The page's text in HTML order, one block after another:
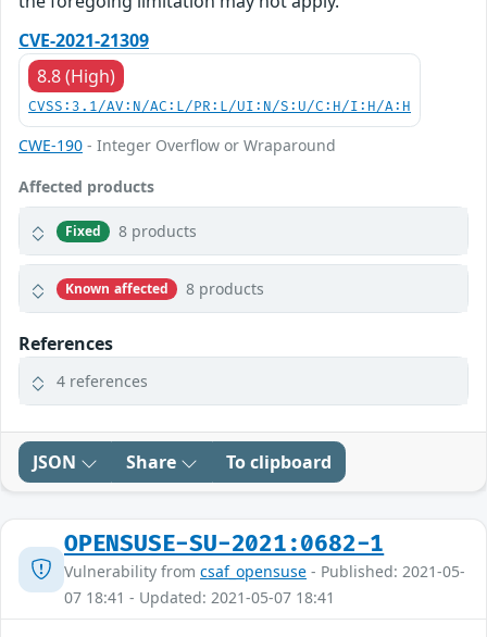
CVE-2021-21309
8.8 (High)
CVSS:3.1/AV:N/AC:L/PR:L/UI:N/S:U/C:H/I:H/A:H
CWE-190 - Integer Overflow or Wraparound
Affected products
Fixed 8 products
Known affected 8 products
References
4 references
JSON Share To clipboard
OPENSUSE-SU-2021:0682-1
Vulnerability from csaf_opensuse - Published: 2021-05-
07 18:41 - Updated: 2021-05-07 18:41